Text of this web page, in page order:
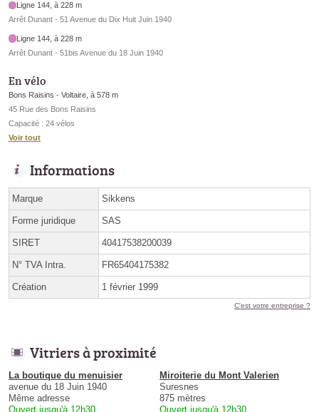
Ligne 144, à 228 m
Arrêt Dunant - 51 Avenue du Dix Huit Juin 1940
Ligne 144, à 228 m
Arrêt Dunant - 51bis Avenue du 18 Juin 1940
En vélo
Bons Raisins - Voltaire, à 578 m
45 Rue des Bons Raisins
Capacité : 24 vélos
Voir tout
Informations
Marque Sikkens
Forme juridique SAS
SIRET 40417538200039
N° TVA Intra. FR65404175382
Création 1 février 1999
C'est votre entreprise ?
Vitriers à proximité
La boutique du menuisier
avenue du 18 Juin 1940
Même adresse
Ouvert jusqu'à 12h30
Miroiterie du Mont Valerien
Suresnes
875 mètres
Ouvert jusqu'à 12h30